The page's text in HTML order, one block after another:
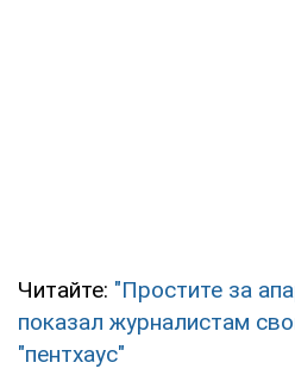
Читайте: "Простите за
показал журналистам
"пентхаус"